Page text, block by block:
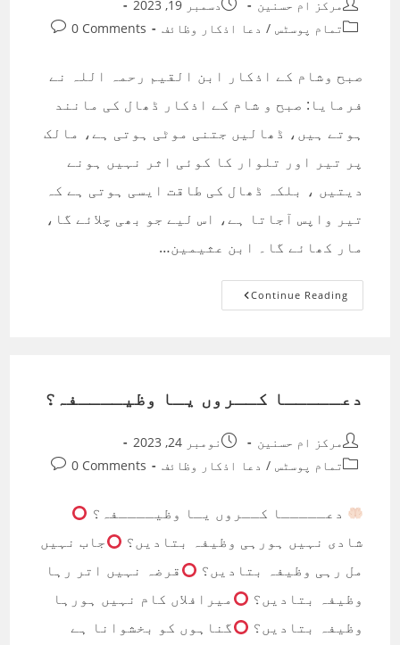
Post
author:
مرکز ام حسنین
Post
published:
دسمبر 19, 2023
Postتمام پوسٹس / دعا اذکار وظائف
Post
0 Comments
صبح وشام کے اذکار ابن القیم رحمہ اللہ نے
فرمایا: صبح و شام کے اذکار ڈھال کی مانند
ہوتے ہیں، ڈھالیں جتنی موٹی ہوتی ہے، مالک
پر تیر اور تلوار کا کوئی اثر نہیں ہونے
دیتیں ، بلکہ ڈھال کی طاقت ایسی ہوتی ہے کہ
تیر واپس آجاتا ہے، اس لیے جو بھی چلائے گا،
مار کھائے گا۔ ابن عثیمین…
Continue Readingصبح
وشام
دعـــــا کــروں یـا وظیــــفہ؟
Post
author:
مرکز ام حسنین
Post
published:
نومبر 24, 2023
Postتمام پوسٹس / دعا اذکار وظائف
Post
0 Comments
دعـــــا کــروں یـا وظیــــفہ؟
شادی نہیں ہورہی وظیفہ بتادیں؟
جاب نہیں
مل رہی وظیفہ بتادیں؟
قرضہ نہیں اتر رہا
وظیفہ بتادیں؟
میرافلاں کام نہیں ہورہا
وظیفہ بتادیں؟
گناہوں کو بخشوانا ہے